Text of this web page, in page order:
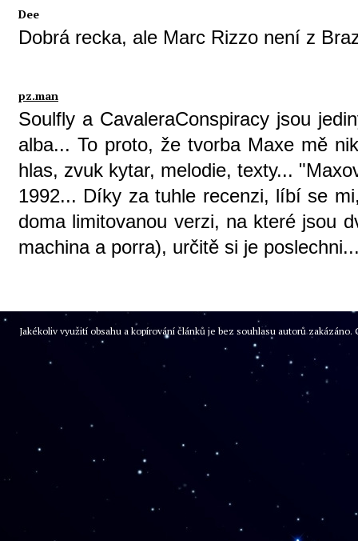
Dee
Dobrá recka, ale Marc Rizzo není z
pz.man
Soulfly a CavaleraConspiracy jsou
alba... To proto, že tvorba Maxe mě
hlas, zvuk kytar, melodie, texty...
1992... Díky za tuhle recenzi, líbí se
doma limitovanou verzi, na které jsou
machina a porra), určitě si je
Jakékoliv využití obsahu a kopírování článků je bez souhlasu autorů